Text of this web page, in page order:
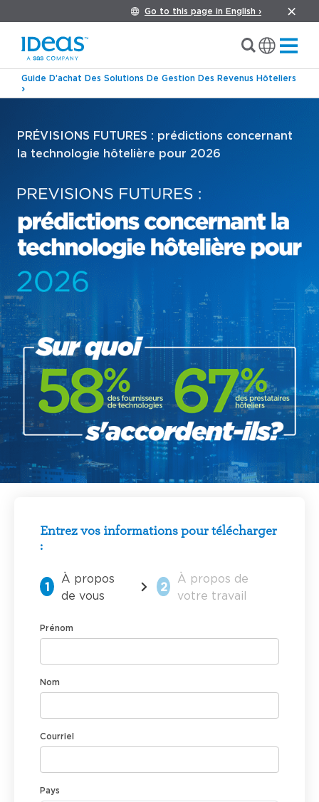
Go to this page in English ›
Guide D’achat Des Solutions De Gestion Des Revenus Hôteliers
PRÉVISIONS FUTURES : prédictions concernant
la technologie hôtelière pour 2026
Entrez vos informations pour télécharger
:
1
À propos
de vous
2
À propos de
votre travail
Prénom
Nom
Courriel
Pays